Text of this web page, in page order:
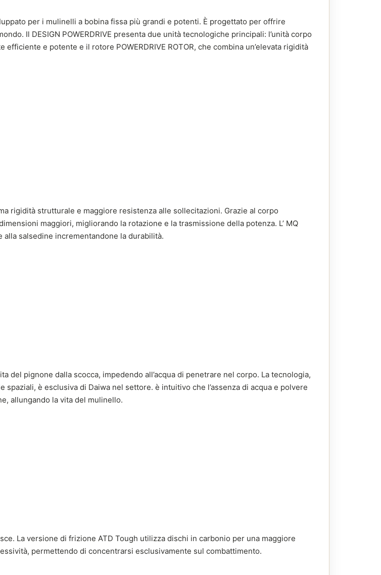
per i mulinelli a bobina fissa più grandi e potenti. È progettato per offrire
Il DESIGN POWERDRIVE presenta due unità tecnologiche principali: l’unità corpo
efficiente e potente e il rotore POWERDRIVE ROTOR, che combina un’elevata rigidità
rigidità strutturale e maggiore resistenza alle sollecitazioni. Grazie al corpo
maggiori, migliorando la rotazione e la trasmissione della potenza. L’ MQ
salsedine incrementandone la durabilità.
del pignone dalla scocca, impedendo all’acqua di penetrare nel corpo. La tecnologia,
è esclusiva di Daiwa nel settore. è intuitivo che l’assenza di acqua e polvere
allungando la vita del mulinello.
La versione di frizione ATD Tough utilizza dischi in carbonio per una maggiore
permettendo di concentrarsi esclusivamente sul combattimento.